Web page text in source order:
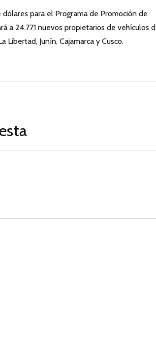
para el Programa de Promoción de
a 24.771 nuevos propietarios de vehículos
Libertad, Junín, Cajamarca y Cusco.